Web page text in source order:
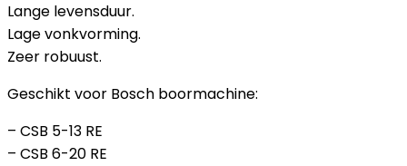
Lange levensduur.
Lage vonkvorming.
Zeer robuust.
Geschikt voor Bosch boormachine:
– CSB 5-13 RE
– CSB 6-20 RE